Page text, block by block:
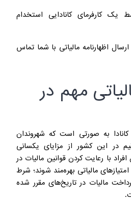
یک کارفرمای کانادایی استخدام
ارسال اظهارنامه مالیاتی با شما تماس
مهم در
به صورتی است که شهروندان
در این کشور از مزایای یکسانی
با رعایت کردن قوانین مالیات در
مالیاتی بهره‌مند شوند؛ شرط
مالیات در تاریخ‌های مقرر شده